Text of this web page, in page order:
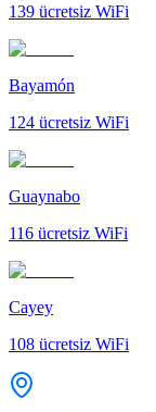
139 ücretsiz WiFi
Bayamón
124 ücretsiz WiFi
Guaynabo
116 ücretsiz WiFi
Cayey
108 ücretsiz WiFi